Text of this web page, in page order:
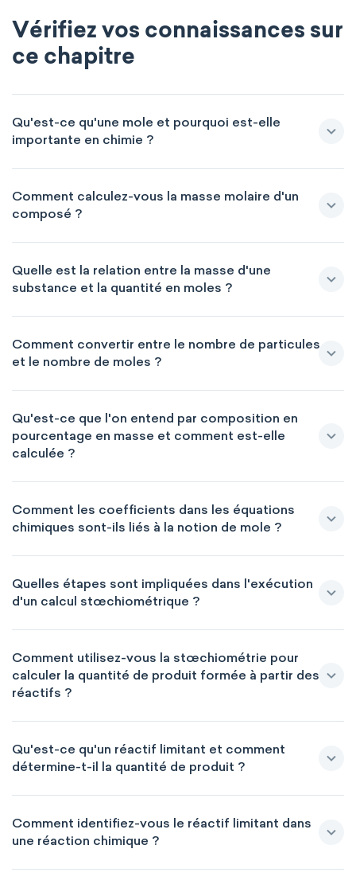
Vérifiez vos connaissances sur
ce chapitre
Qu'est-ce qu'une mole et pourquoi est-elle
importante en chimie ?
Comment calculez-vous la masse molaire d'un
composé ?
Quelle est la relation entre la masse d'une
substance et la quantité en moles ?
Comment convertir entre le nombre de particules
et le nombre de moles ?
Qu'est-ce que l'on entend par composition en
pourcentage en masse et comment est-elle
calculée ?
Comment les coefficients dans les équations
chimiques sont-ils liés à la notion de mole ?
Quelles étapes sont impliquées dans l'exécution
d'un calcul stœchiométrique ?
Comment utilisez-vous la stœchiométrie pour
calculer la quantité de produit formée à partir des
réactifs ?
Qu'est-ce qu'un réactif limitant et comment
détermine-t-il la quantité de produit ?
Comment identifiez-vous le réactif limitant dans
une réaction chimique ?